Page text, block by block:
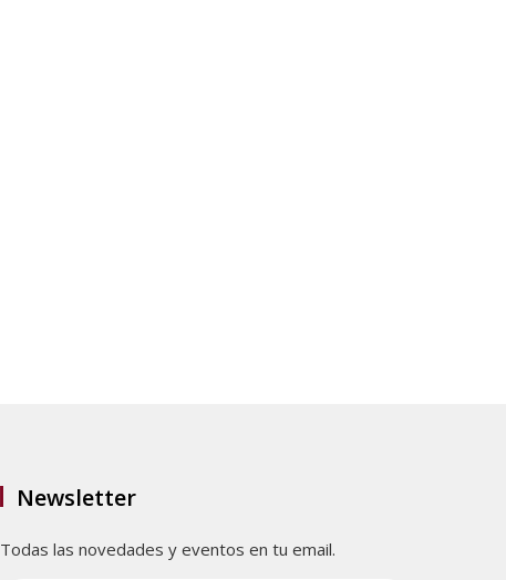
Newsletter
Todas las novedades y eventos en tu email.